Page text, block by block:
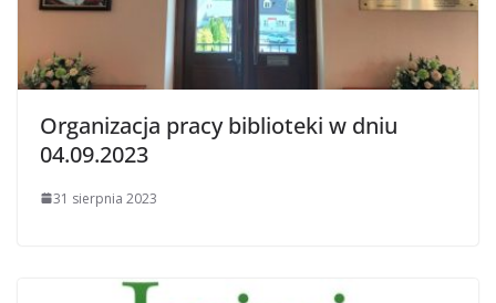
Organizacja pracy biblioteki w dniu
04.09.2023
31 sierpnia 2023